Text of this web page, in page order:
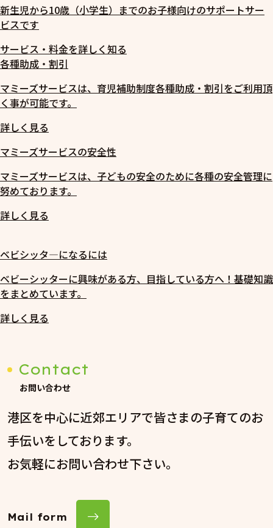
新生児から10歳（小学生）までのお子様向けのサポートサー
ビスです
サービス・料金を詳しく知る
各種助成・割引
マミーズサービスは、育児補助制度各種助成・割引をご利用頂
く事が可能です。
詳しく見る
マミーズサービスの安全性
マミーズサービスは、子どもの安全のために各種の安全管理に
努めております。
詳しく見る
ベビシッタ―になるには
ベビーシッターに興味がある方、目指している方へ！基礎知識
をまとめています。
詳しく見る
Contact
お問い合わせ
港区を中心に近郊エリアで皆さまの子育てのお
手伝いをしております。
お気軽にお問い合わせ下さい。
Mail form